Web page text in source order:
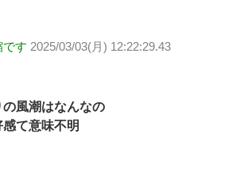
です 2025/03/03(月) 12:22:29.43
風潮はなんなの
て意味不明